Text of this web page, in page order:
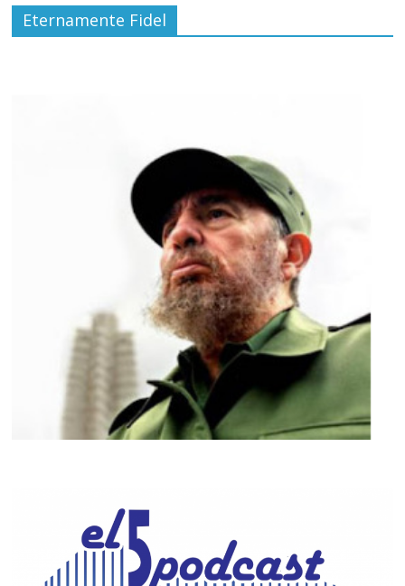
Eternamente Fidel